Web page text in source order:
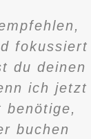
fokussiert
du deinen
ich jetzt
benötige,
buchen